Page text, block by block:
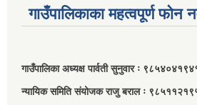
गाउँपालिकाका महत्वपूर्ण फोन
गाउँपालिका अध्यक्ष पार्वती सुनुवार ः
न्यायिक समिति संयोजक राजु बराल ः